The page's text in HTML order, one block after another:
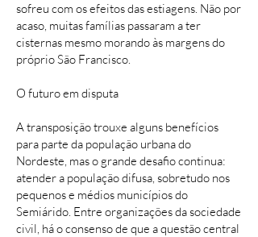
sofreu com os efeitos das estiagens. Não por
acaso, muitas famílias passaram a ter
cisternas mesmo morando às margens do
próprio São Francisco.
O futuro em disputa
A transposição trouxe alguns benefícios
para parte da população urbana do
Nordeste, mas o grande desafio continua:
atender a população difusa, sobretudo nos
pequenos e médios municípios do
Semiárido. Entre organizações da sociedade
civil, há o consenso de que a questão central